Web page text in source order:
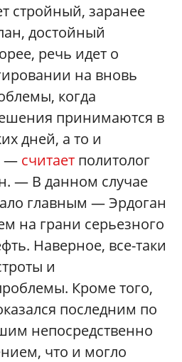
стройный, заранее
достойный
речь идет о
на вновь
когда
принимаются в
дней, а то и
— считает политолог
— В данном случае
главным — Эрдоган
на грани серьезного
Наверное, все-таки
и
Кроме того,
последним по
непосредственно
что и могло